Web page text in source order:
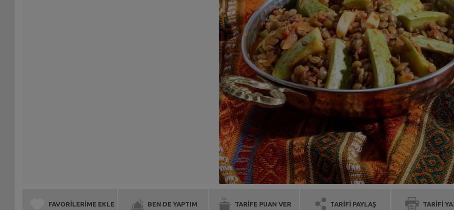
FAVORİLERİME EKLE BEN DE YAPTIM TARİFE PUAN VER TARİFİ PAYLAŞ TARİFİ